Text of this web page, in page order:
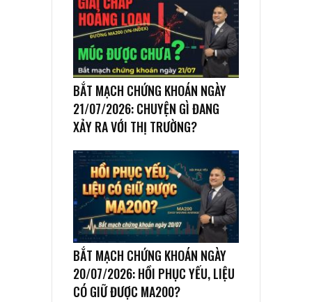
BẮT MẠCH CHỨNG KHOÁN NGÀY
21/07/2026: CHUYỆN GÌ ĐANG
XẢY RA VỚI THỊ TRƯỜNG?
BẮT MẠCH CHỨNG KHOÁN NGÀY
20/07/2026: HỒI PHỤC YẾU, LIỆU
CÓ GIỮ ĐƯỢC MA200?